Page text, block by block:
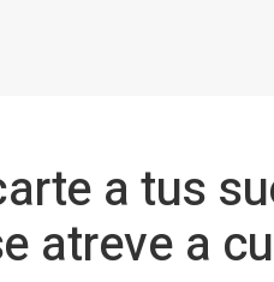
a tus
atreve a